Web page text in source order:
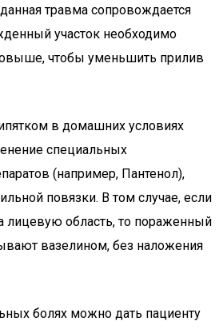
травма сопровождается
участок необходимо
чтобы уменьшить прилив
в домашних условиях
специальных
(например, Пантенол),
повязки. В том случае, если
лицевую область, то пораженный
вазелином, без наложения
болях можно дать пациенту